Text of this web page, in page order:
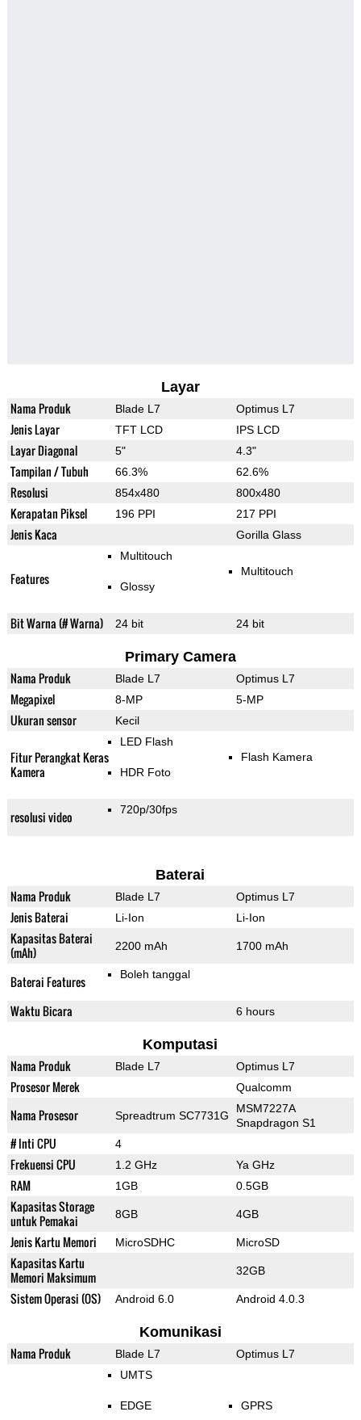
Layar
Nama Produk Blade L7 Optimus L7
Jenis Layar TFT LCD IPS LCD
Layar Diagonal 5" 4.3"
Tampilan / Tubuh 66.3% 62.6%
Resolusi 854x480 800x480
Kerapatan Piksel 196 PPI 217 PPI
Jenis Kaca Gorilla Glass
Features
Multitouch
Glossy
Multitouch
Bit Warna (# Warna) 24 bit 24 bit
Primary Camera
Nama Produk Blade L7 Optimus L7
Megapixel 8-MP 5-MP
Ukuran sensor Kecil
Fitur Perangkat Keras
Kamera
LED Flash
HDR Foto
Flash Kamera
resolusi video 720p/30fps
Baterai
Nama Produk Blade L7 Optimus L7
Jenis Baterai Li-Ion Li-Ion
Kapasitas Baterai
(mAh)
2200 mAh 1700 mAh
Baterai Features Boleh tanggal
Waktu Bicara 6 hours
Komputasi
Nama Produk Blade L7 Optimus L7
Prosesor Merek Qualcomm
Nama Prosesor Spreadtrum SC7731G
MSM7227A
Snapdragon S1
# Inti CPU 4
Frekuensi CPU 1.2 GHz Ya GHz
RAM 1GB 0.5GB
Kapasitas Storage
untuk Pemakai
8GB 4GB
Jenis Kartu Memori MicroSDHC MicroSD
Kapasitas Kartu
Memori Maksimum
32GB
Sistem Operasi (OS) Android 6.0 Android 4.0.3
Komunikasi
Nama Produk Blade L7
Optimus L7
UMTS
EDGE GPRS